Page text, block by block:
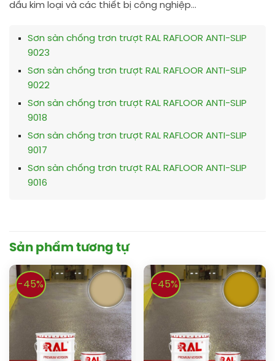
dầu kim loại và các thiết bị công nghiệp…
Sơn sàn chống trơn trượt RAL RAFLOOR ANTI-SLIP
9023
Sơn sàn chống trơn trượt RAL RAFLOOR ANTI-SLIP
9022
Sơn sàn chống trơn trượt RAL RAFLOOR ANTI-SLIP
9018
Sơn sàn chống trơn trượt RAL RAFLOOR ANTI-SLIP
9017
Sơn sàn chống trơn trượt RAL RAFLOOR ANTI-SLIP
9016
Sản phẩm tương tự
-45% -45%